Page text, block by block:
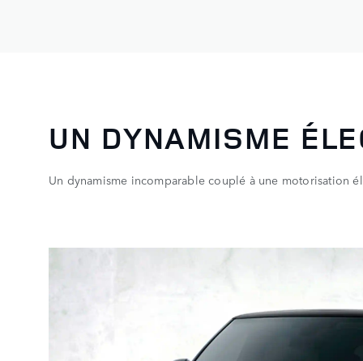
UN DYNAMISME
Un dynamisme incomparable couplé à une motorisation